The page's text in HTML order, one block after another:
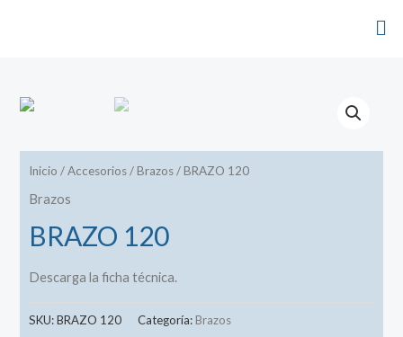
Inicio /Accesorios/Brazos/ BRAZO 120
Brazos
BRAZO 120
Descarga la ficha técnica.
SKU:BRAZO 120 Categoría: Brazos